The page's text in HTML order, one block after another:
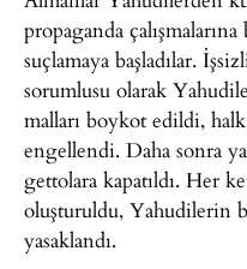
propaganda
suçlamaya başladılar.
sorumlusu olarak
malları boykot edildi,
engellendi. Daha sonra
gettolara kapatıldı. Her
oluşturuldu, Yahudilerin
yasaklandı.